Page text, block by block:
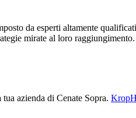
da esperti altamente
mirate al loro raggiungimento.
azienda di Cenate Sopra.